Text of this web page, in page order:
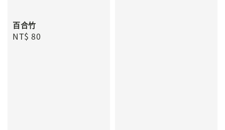
百合竹
Regular
NT$ 80